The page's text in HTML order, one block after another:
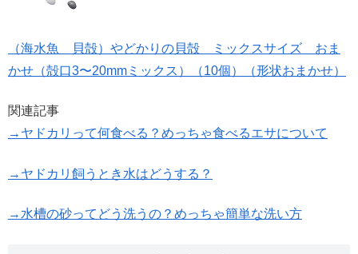
（海水魚 貝殻）やどかりの貝殻 ミックスサイズ おま
かせ（殻口3〜20mmミックス）（10個）（形状おまかせ）
関連記事
→ヤドカリって何食べる？めっちゃ食べるエサについて
→ヤドカリ飼うとき水はどうする？
→水槽の砂ってどう洗うの？めっちゃ簡単な洗い方